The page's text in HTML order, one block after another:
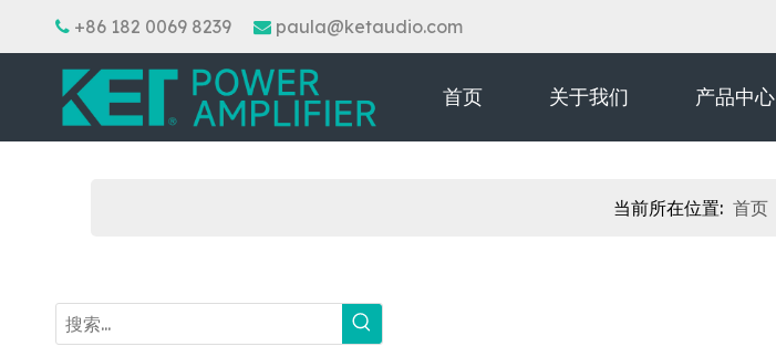
 +86 182 0069 8239  paula@ketaudio.com
首页 关于我们 产品中心
当前所在位置: 首页